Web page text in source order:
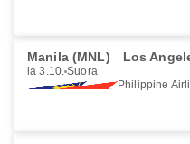
Manila (MNL) Los
la 3.10. Suora
Philippine